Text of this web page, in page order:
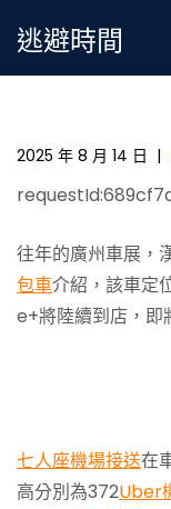
逃避時間
工況續航里程
2025 年 8 月 14 日 |
往年的廣州車展，
包車介紹，該車定
e+將陸續到店，即
七人座機場接送在
高分別為372Uber